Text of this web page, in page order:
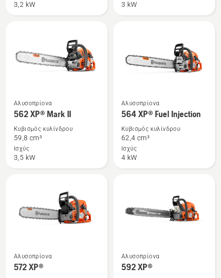
550i
3,2 kW
550 XP®
3 kW
Δείτε
περισσότερες
λεπτομέρειες
για
το
562 XP®
Αλυσοπρίονα
562 XP® Mark II
Κυβισμός κυλίνδρου
59,8 cm³
Ισχύς
3,5 kW
Δείτε
περισσότερες
λεπτομέρειες
για
το
564 XP®
Αλυσοπρίονα
564 XP® Fuel Injection
Κυβισμός κυλίνδρου
62,4 cm³
Ισχύς
4 kW
Δείτε
περισσότερες
Αλυσοπρίονα
572 XP®
Δείτε
περισσότερες
Αλυσοπρίονα
592 XP®